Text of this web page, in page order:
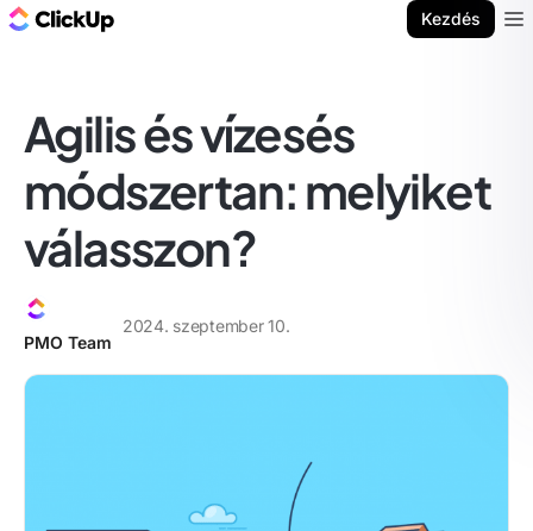
Kezdés
Agilis és vízesés
módszertan: melyiket
válasszon?
PMO Team
2024. szeptember 10.